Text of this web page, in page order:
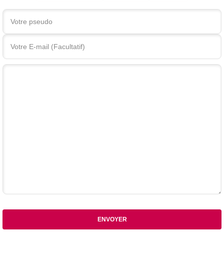
Votre commentaire
ENVOYER